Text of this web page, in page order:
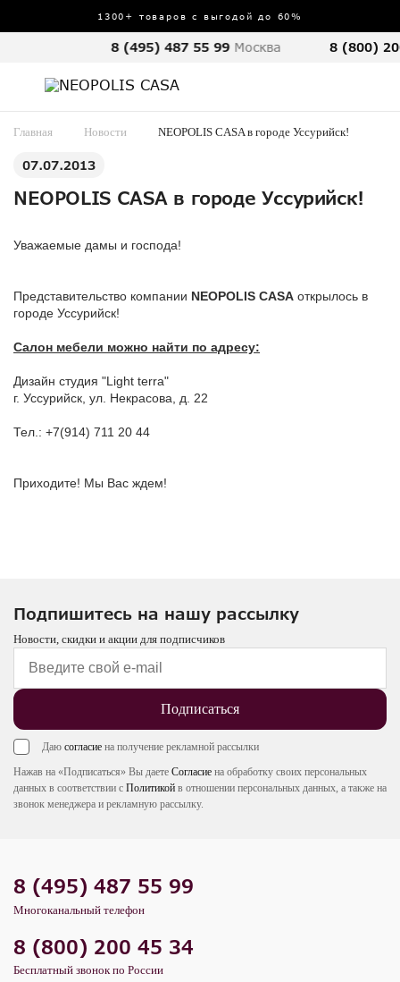
1300+ товаров с выгодой до 60%
8 (495) 487 55 99 Москва 8 (800)
Главная Новости NEOPOLIS CASA в городе Уссурийск!
07.07.2013
NEOPOLIS CASA в городе Уссурийск!
Уважаемые дамы и господа!
Представительство компании NEOPOLIS CASA открылось в
городе Уссурийск!
Салон мебели можно найти по адресу:
Дизайн студия "Light terra"
г. Уссурийск, ул. Некрасова, д. 22
Тел.: +7(914) 711 20 44
Приходите! Мы Вас ждем!
Подпишитесь на нашу рассылку
Новости, скидки и акции для подписчиков
Подписаться
Даю согласие на получение рекламной рассылки
Нажав на «Подписаться» Вы даете Согласие на обработку своих персональных
данных в соответствии с Политикой в отношении персональных данных, а также на
звонок менеджера и рекламную рассылку.
8 (495) 487 55 99
Многоканальный телефон
8 (800) 200 45 34
Бесплатный звонок по России